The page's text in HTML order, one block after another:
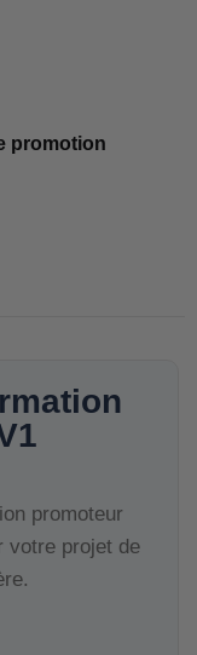
promotion
promoteur
votre projet de